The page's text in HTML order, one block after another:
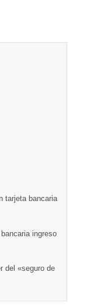
tarjeta bancaria
ingreso
del «seguro de